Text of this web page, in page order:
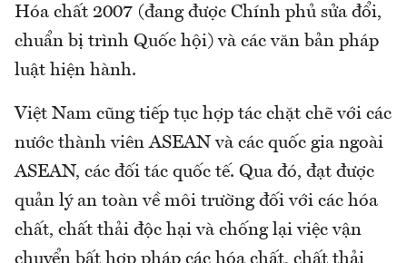
Hóa chất 2007 (đang được Chính phủ sửa đổi,
chuẩn bị trình Quốc hội) và các văn bản pháp
luật hiện hành.
Việt Nam cũng tiếp tục hợp tác chặt chẽ với các
nước thành viên ASEAN và các quốc gia ngoài
ASEAN, các đối tác quốc tế. Qua đó, đạt được
quản lý an toàn về môi trường đối với các hóa
chất, chất thải độc hại và chống lại việc vận